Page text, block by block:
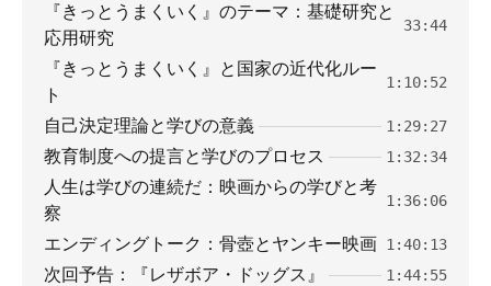
『きっとうまくいく』のテーマ：基礎研究と
応用研究
33:44
『きっとうまくいく』と国家の近代化ルー
ト
1:10:52
自己決定理論と学びの意義 1:29:27
教育制度への提言と学びのプロセス 1:32:34
人生は学びの連続だ：映画からの学びと考
察
1:36:06
エンディングトーク：骨壺とヤンキー映画 1:40:13
次回予告：『レザボア・ドッグス』 1:44:55